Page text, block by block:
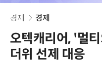
경제 경제
오텍캐리어, '멀
더위 선제 대응